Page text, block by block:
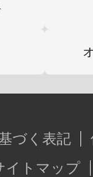
づく表記
イトマップ